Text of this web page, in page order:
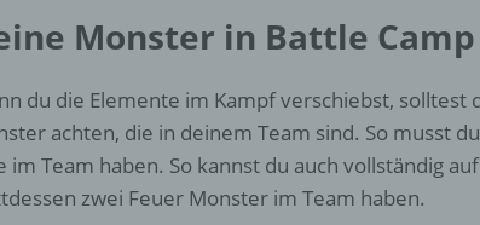
Monster in Battle Camp
du die Elemente im Kampf verschiebst, solltest
achten, die in deinem Team sind. So musst
im Team haben. So kannst du auch vollständig
zwei Feuer Monster im Team haben.
zu bewerten, insbesondere, um Aspekte bezüglich
wirtschaftlicher Lage, Gesundheit, persönlicher
natürlichen Person zu analysieren oder vorherzusagen.
f) Pseudonymisierung